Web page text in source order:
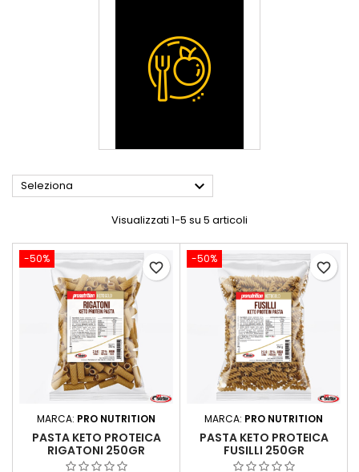
Seleziona 
Visualizzati 1-5 su 5 articoli
-50%
MARCA: PRO NUTRITION
PASTA KETO PROTEICA
RIGATONI 250GR
PRONUTRITION
favorite_border
-50%
MARCA: PRO NUTRITION
PASTA KETO PROTEICA
FUSILLI 250GR
PRONUTRITION
favorite_border